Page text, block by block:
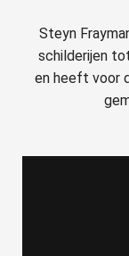
Steyn
schilderijen
en heeft voor